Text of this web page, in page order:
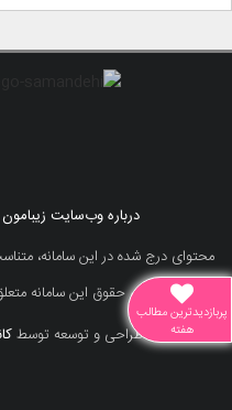
درباره وب‌سایت زیبامون
محتوای درج شده در این سامانه،
تمامی حقوق این سامانه
طراحی و توسعه توسط
پربازدیدترین مطالب
هفته